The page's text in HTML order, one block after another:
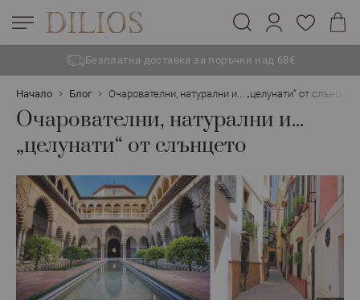
Безплатна доставка за поръчки над 68€
Начало Блог Очарователни, натурални и... „целунати“ от слънцето
Очарователни, натурални и...
„целунати“ от слънцето